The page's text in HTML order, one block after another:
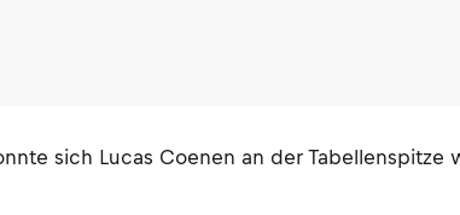
sich Lucas Coenen an der Tabellenspitze